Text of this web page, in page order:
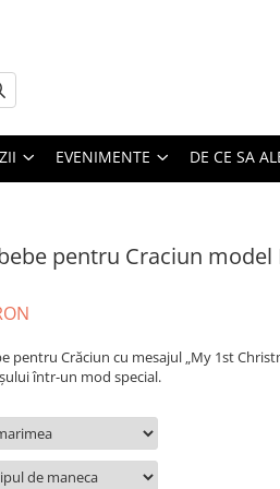
EVENIMENTE DE CE SA
pentru Craciun
pentru Crăciun cu mesajul „My 1st
într-un mod special.